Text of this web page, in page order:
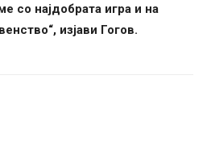
со најдобрата игра и на
изјави Гогов.